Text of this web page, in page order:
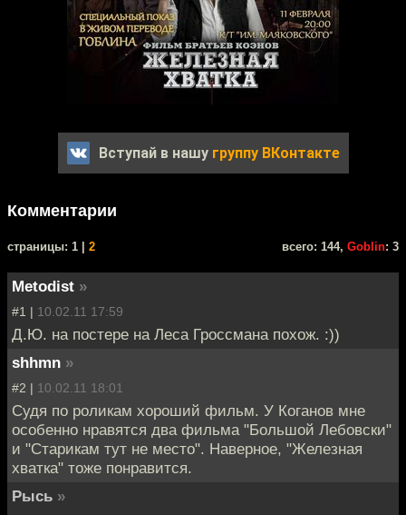
Вступай в нашу группу ВКонтакте
Комментарии
cтраницы: 1 | 2 всего: 144, Goblin: 3
Metodist »
#1 | 10.02.11 17:59
Д.Ю. на постере на Леса Гроссмана похож. :))
shhmn »
#2 | 10.02.11 18:01
Судя по роликам хороший фильм. У Коганов мне
особенно нравятся два фильма "Большой Лебовски"
и "Старикам тут не место". Наверное, "Железная
хватка" тоже понравится.
Рысь »